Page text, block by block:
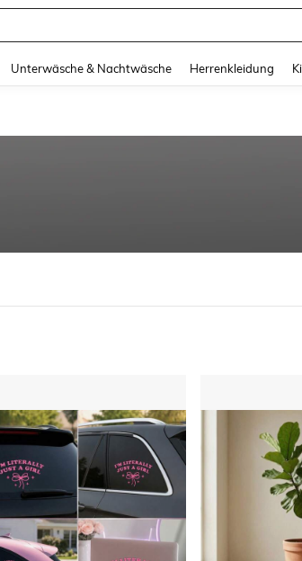
Unterwäsche & Nachtwäsche Herrenkleidung